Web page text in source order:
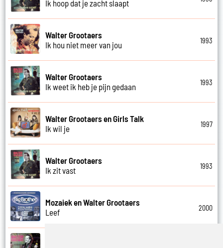
Ik hoop dat je zacht slaapt
Walter Grootaers
Ik hou niet meer van jou
1993
Walter Grootaers
Ik weet ik heb je pijn gedaan
1993
Walter Grootaers en Girls Talk
Ik wil je
1997
Walter Grootaers
Ik zit vast
1993
Mozaiek en Walter Grootaers
Leef
2000